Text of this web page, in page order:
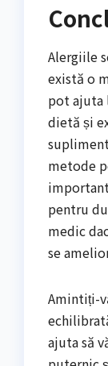
Alergiile
există o
pot ajuta
dietă și
metode
pentru
medic
se
Amintiți-
ajuta să